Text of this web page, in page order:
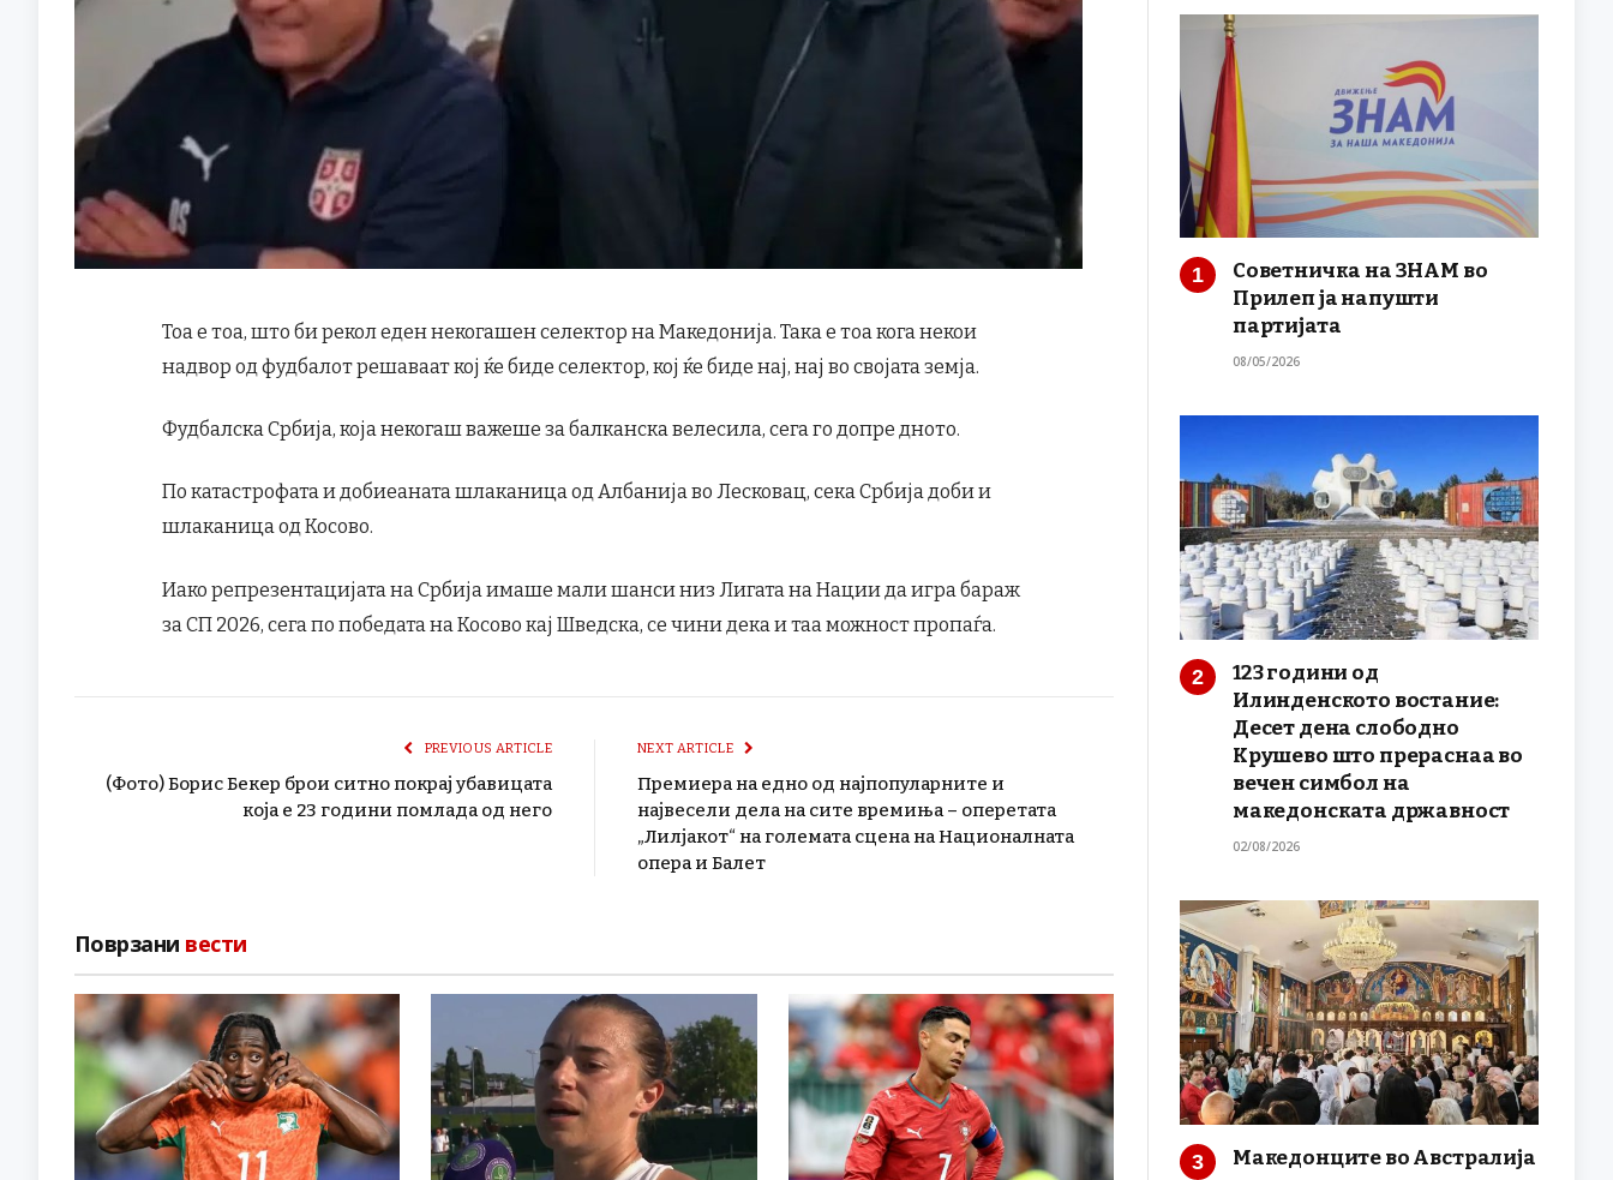
Тоа е тоа, што би рекол еден некогашен селектор на Македонија. Така е тоа кога некои
надвор од фудбалот решаваат кој ќе биде селектор, кој ќе биде нај, нај во својата земја.
Фудбалска Србија, која некогаш важеше за балканска велесила, сега го допре дното.
По катастрофата и добиеаната шлаканица од Албанија во Лесковац, сека Србија доби и
шлаканица од Косово.
Иако репрезентацијата на Србија имаше мали шанси низ Лигата на Нации да игра бараж
за СП 2026, сега по победата на Косово кај Шведска, се чини дека и таа можност пропаѓа.
PREVIOUS ARTICLE
(Фото) Борис Бекер брои ситно покрај убавицата
која е 23 години помлада од него
NEXT ARTICLE
Премиера на едно од најпопуларните и
највесели дела на сите времиња – оперетата
„Лилјакот“ на големата сцена на Националната
опера и Балет
Поврзани вести
Советничка на ЗНАМ во
Прилеп ја напушти
партијата
08/05/2026
123 години од
Илинденското востание:
Десет дена слободно
Крушево што прераснаа во
вечен симбол на
македонската државност
02/08/2026
Македонците во Австралија